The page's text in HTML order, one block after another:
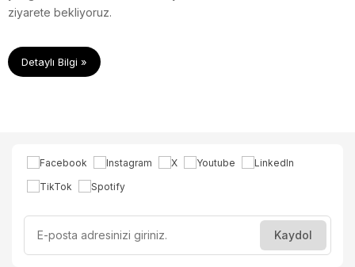
ziyarete bekliyoruz.
Detaylı Bilgi »